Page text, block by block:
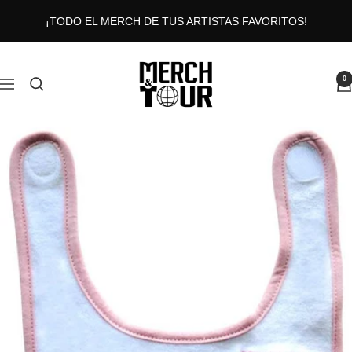
contenido
¡TODO EL MERCH DE TUS ARTISTAS FAVORITOS!
Navigación
MERCHANDTOUR
0